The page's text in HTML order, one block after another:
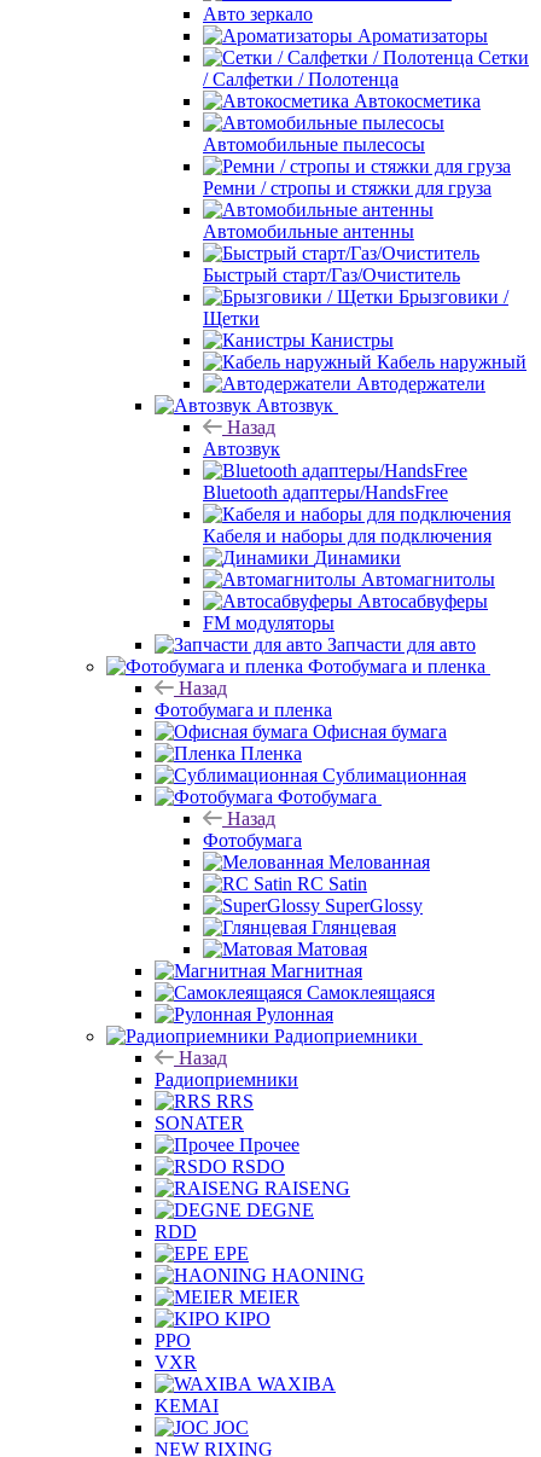
Авто зеркало
Ароматизаторы
Сетки
/ Салфетки / Полотенца
Автокосметика
Автомобильные пылесосы
Ремни / стропы и стяжки для груза
Автомобильные антенны
Быстрый старт/Газ/Очиститель
Брызговики /
Щетки
Канистры
Кабель наружный
Автодержатели
Автозвук
Назад
Автозвук
Bluetooth адаптеры/HandsFree
Кабеля и наборы для подключения
Динамики
Автомагнитолы
Автосабвуферы
FM модуляторы
Запчасти для авто
Фотобумага и пленка
Назад
Фотобумага и пленка
Офисная бумага
Пленка
Сублимационная
Фотобумага
Назад
Фотобумага
Мелованная
RC Satin
SuperGlossy
Глянцевая
Матовая
Магнитная
Самоклеящаяся
Рулонная
Радиоприемники
Назад
Радиоприемники
RRS
SONATER
Прочее
RSDO
RAISENG
DEGNE
RDD
EPE
HAONING
MEIER
KIPO
PPO
VXR
WAXIBA
KEMAI
JOC
NEW RIXING